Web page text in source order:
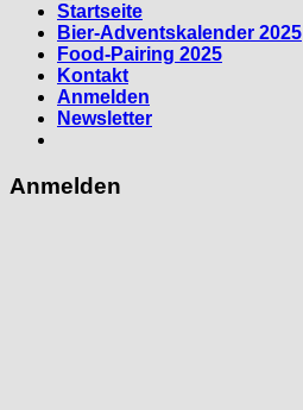
Startseite
Bier-Adventskalender 2025
Food-Pairing 2025
Kontakt
Anmelden
Newsletter
Anmelden